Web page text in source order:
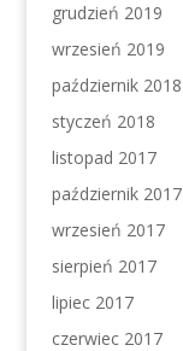
grudzień 2019
wrzesień 2019
październik 2018
styczeń 2018
listopad 2017
październik 2017
wrzesień 2017
sierpień 2017
lipiec 2017
czerwiec 2017